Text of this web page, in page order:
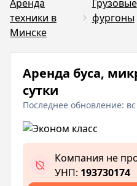
Аренда
техники в
Минске
Грузовые
фургоны
Аренда буса,
сутки
Последнее обновление:
Компания не
УНП: 193730174